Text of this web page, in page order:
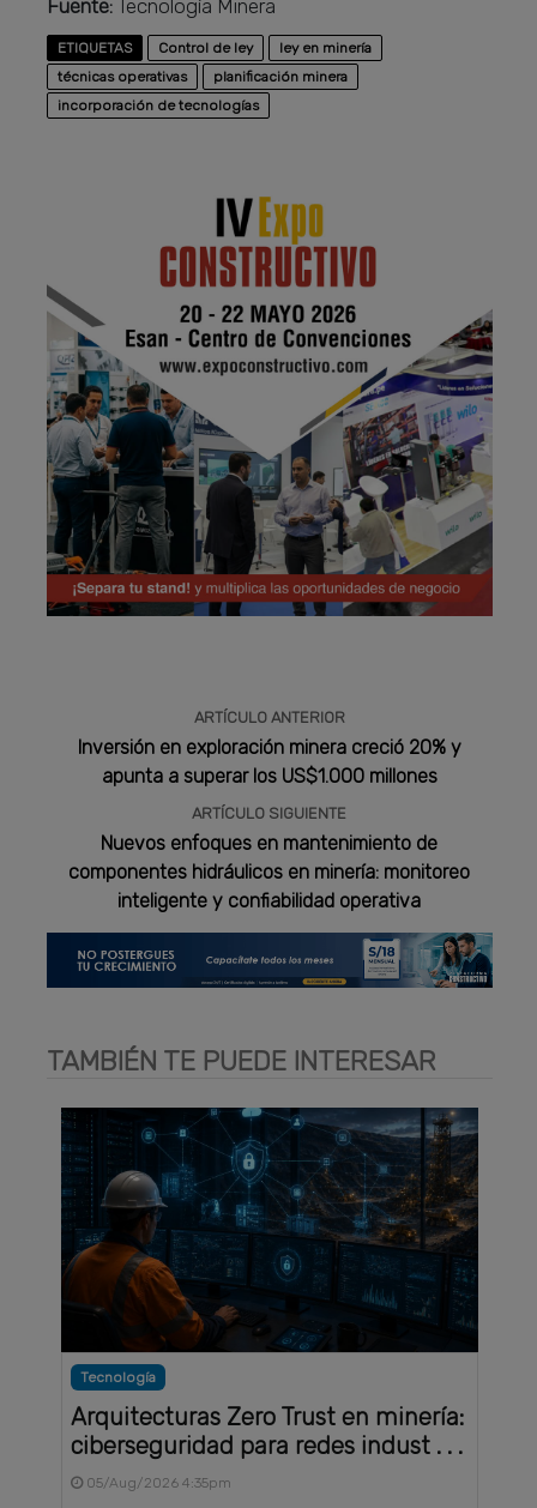
Fuente: Tecnología Minera
ETIQUETAS Control de ley
ley en minería
técnicas operativas
planificación minera
incorporación de tecnologías
ARTÍCULO ANTERIOR
Inversión en exploración minera creció 20% y
apunta a superar los US$1.000 millones
ARTÍCULO SIGUIENTE
Nuevos enfoques en mantenimiento de
componentes hidráulicos en minería: monitoreo
inteligente y confiabilidad operativa
TAMBIÉN TE PUEDE INTERESAR
Tecnología
Arquitecturas Zero Trust en minería:
ciberseguridad para redes indust . . .
05/Aug/2026 4:35pm